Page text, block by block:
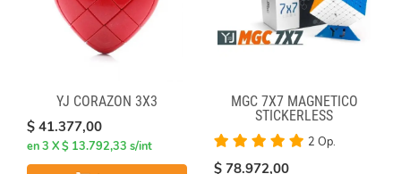
YJ CORAZON 3X3
$ 41.377,00
en 3 X $ 13.792,33 s/int
MGC 7X7 MAGNÉTICO
STICKERLESS
2 Op.
$ 78.972,00